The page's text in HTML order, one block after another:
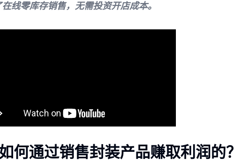
线零库存销售，无需投资开店成本。
何通过销售封装产品赚取利润的？